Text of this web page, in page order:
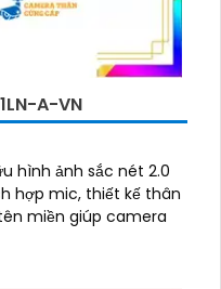
A-VN
hình ảnh sắc nét 2.0
hợp mic, thiết kế thân
miền giúp camera